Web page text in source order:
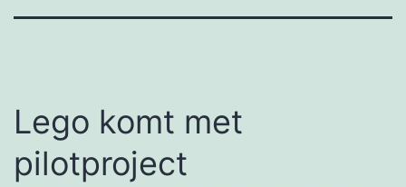
Lego komt met
pilotproject